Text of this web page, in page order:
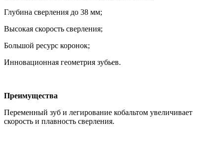
Глубина сверления до 38 мм;
Высокая скорость сверления;
Большой ресурс коронок;
Инновационная геометрия зубьев.
Преимущества
Переменный зуб и легирование кобальтом увеличивает
скорость и плавность сверления.